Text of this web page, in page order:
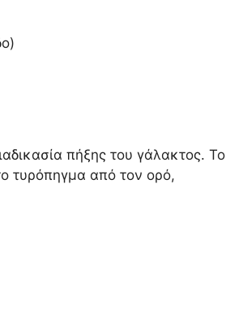
πήξης του γάλακτος. Το
τυρόπηγμα από τον ορό,